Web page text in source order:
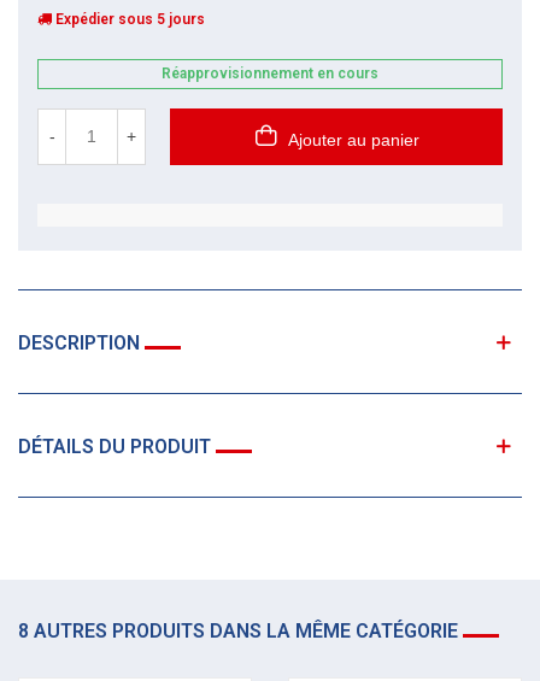
Expédier sous 5 jours
Réapprovisionnement en cours
- + Ajouter au panier
DESCRIPTION
DÉTAILS DU PRODUIT
8 AUTRES PRODUITS DANS LA MÊME CATÉGORIE